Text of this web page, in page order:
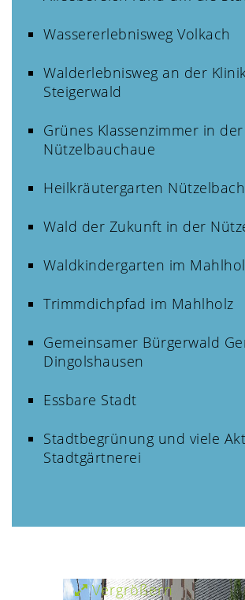
Wassererlebnisweg Volkach
Walderlebnisweg an der
Steigerwald
Grünes Klassenzimmer in der
Nützelbauchaue
Heilkräutergarten
Wald der Zukunft in der
Waldkindergarten im
Trimmdichpfad im Mahlholz
Gemeinsamer Bürgerwald
Dingolshausen
Essbare Stadt
Stadtbegrünung und viele
Stadtgärtnerei
Vergrößern